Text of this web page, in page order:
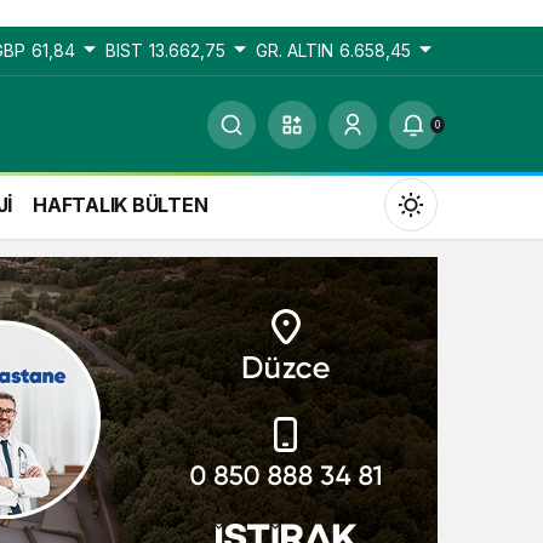
61,84 BIST 13.662,75 GR. ALTIN 6.658,45
0
HAFTALIK BÜLTEN
Gündüz Modu
Gündüz modunu seçin.
Gece Modu
Gece modunu seçin.